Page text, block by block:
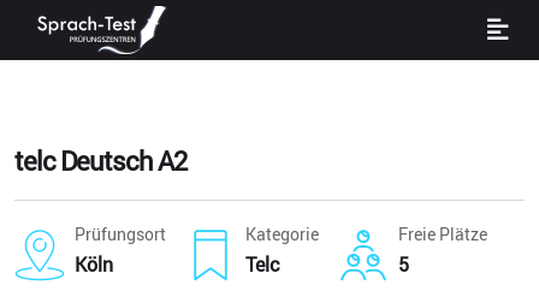
telc Deutsch A2
Prüfungsort
Köln
Kategorie
Telc
Freie Plätze
5